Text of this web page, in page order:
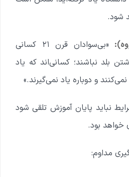
شود.
«بی‌سوادان قرن ۲۱ کسانی
بلد نباشند؛ کسانی‌اند که یاد
و دوباره یاد نمی‌گیرند.»
نباید پایان آموزش تلقی شود
خواهد بود.
مداوم: